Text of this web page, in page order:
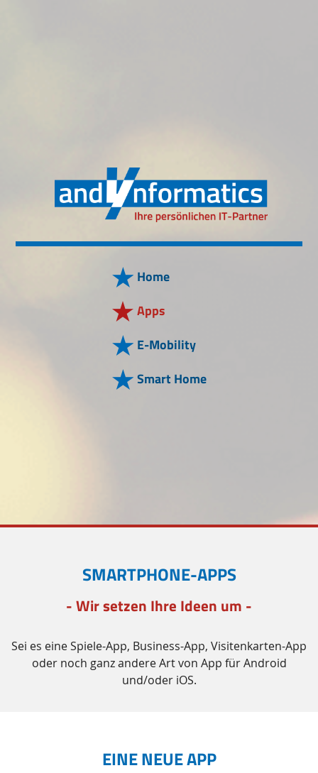
Home
Apps
E-Mobility
Smart Home
SMARTPHONE-APPS
- Wir setzen Ihre Ideen um -
Sei es eine Spiele-App, Business-App, Visitenkarten-App
oder noch ganz andere Art von App für Android
und/oder iOS.
EINE NEUE APP